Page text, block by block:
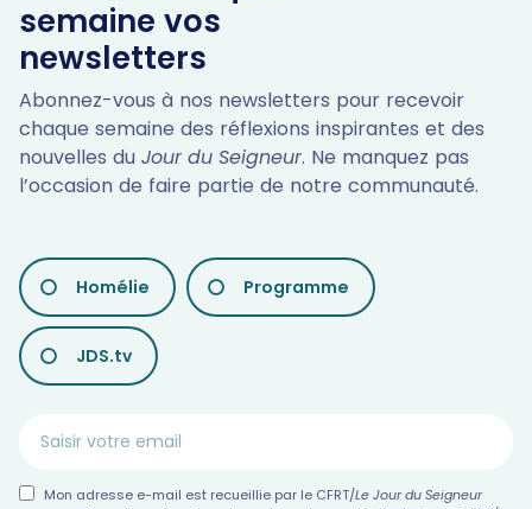
semaine vos
newsletters
Abonnez-vous à nos newsletters pour recevoir
chaque semaine des réflexions inspirantes et des
nouvelles du Jour du Seigneur. Ne manquez pas
l’occasion de faire partie de notre communauté.
LES
DIFFÉRENTES
NEWSLETTERS
Homélie Programme
JDS.tv
Mon adresse e-mail est recueillie par le CFRT/Le Jour du Seigneur